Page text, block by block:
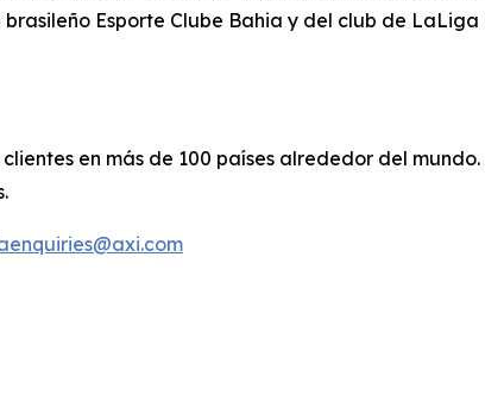
Esporte Clube Bahia y del club de LaLiga
en más de 100 países alrededor del mundo.